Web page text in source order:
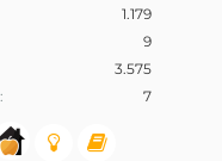
1.179
9
3.575
7